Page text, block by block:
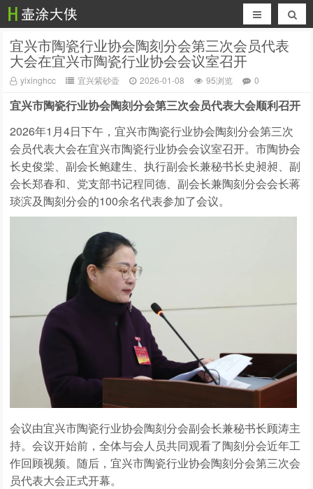
宜兴市陶瓷行业协会陶刻分会第三次会员代表
大会在宜兴市陶瓷行业协会会议室召开
yixinghcc 宜兴紫砂壶 2026-01-08 95浏览 0
宜兴市陶瓷行业协会陶刻分会第三次会员代表大会顺利召开
2026年1月4日下午，宜兴市陶瓷行业协会陶刻分会第三次
会员代表大会在宜兴市陶瓷行业协会会议室召开。市陶协会
长史俊棠、副会长鲍建生、执行副会长兼秘书长史昶昶、副
会长郑春和、党支部书记程同德、副会长兼陶刻分会会长蒋
琰滨及陶刻分会的100余名代表参加了会议。
会议由宜兴市陶瓷行业协会陶刻分会副会长兼秘书长顾涛主
持。会议开始前，全体与会人员共同观看了陶刻分会近年工
作回顾视频。随后，宜兴市陶瓷行业协会陶刻分会第三次会
员代表大会正式开幕。